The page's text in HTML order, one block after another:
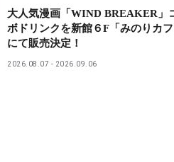
大人気漫画「WIND BREAKER」
ボドリンクを新館６F「みのりカフ
にて販売決定！
2026.08.07 2026.09.06